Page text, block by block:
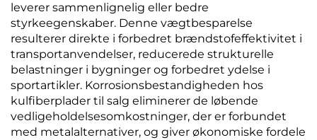
leverer sammenlignelig eller bedre
styrkeegenskaber. Denne vægtbesparelse
resulterer direkte i forbedret brændstofeffektivitet i
transportanvendelser, reducerede strukturelle
belastninger i bygninger og forbedret ydelse i
sportartikler. Korrosionsbestandigheden hos
kulfiberplader til salg eliminerer de løbende
vedligeholdelsesomkostninger, der er forbundet
med metalalternativer, og giver økonomiske fordele